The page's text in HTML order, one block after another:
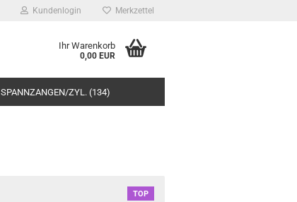
Kundenlogin Merkzettel
Ihr Warenkorb
0,00 EUR
SPANNZANGEN/ZYL. (134)
TOP